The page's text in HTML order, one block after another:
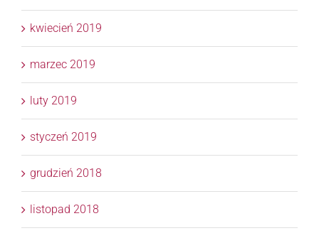
kwiecień 2019
marzec 2019
luty 2019
styczeń 2019
grudzień 2018
listopad 2018